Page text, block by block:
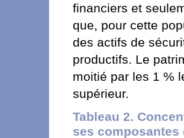
financiers et
que, pour cette
des actifs de
productifs. Le
moitié par les 1 %
supérieur.
Tableau 2.
ses composantes